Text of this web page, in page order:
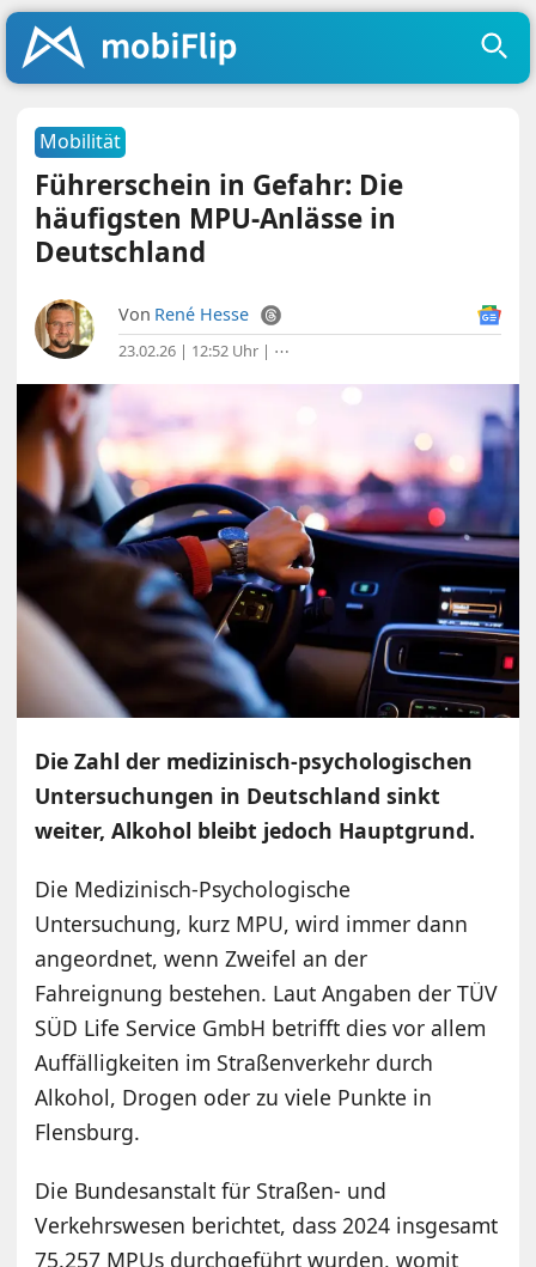
Mobilität
Führerschein in Gefahr: Die
häufigsten MPU-Anlässe in
Deutschland
Von René Hesse
23.02.26 | 12:52 Uhr | ⋯
Die Zahl der medizinisch-psychologischen
Untersuchungen in Deutschland sinkt
weiter, Alkohol bleibt jedoch Hauptgrund.
Die Medizinisch-Psychologische
Untersuchung, kurz MPU, wird immer dann
angeordnet, wenn Zweifel an der
Fahreignung bestehen. Laut Angaben der TÜV
SÜD Life Service GmbH betrifft dies vor allem
Auffälligkeiten im Straßenverkehr durch
Alkohol, Drogen oder zu viele Punkte in
Flensburg.
Die Bundesanstalt für Straßen- und
Verkehrswesen berichtet, dass 2024 insgesamt
75.257 MPUs durchgeführt wurden, womit